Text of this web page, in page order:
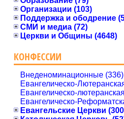
Организации (103)
Поддержка и ободрение
СМИ и медиа (72)
Церкви и Общины (4648)
КОНФЕССИИ
Внеденоминационные (336)
Евангелическо-
Евангелическо-
Евангелическо-
Евангельские Церкви